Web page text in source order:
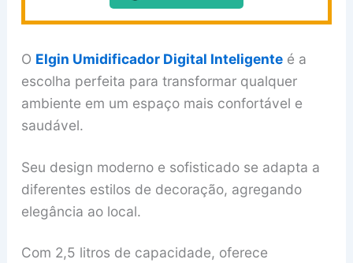
O Elgin Umidificador Digital Inteligenteé a
escolha perfeita para transformar qualquer
ambiente em um espaço mais confortável e
saudável.
Seu design moderno e sofisticado se adapta a
diferentes estilos de decoração, agregando
elegância ao local.
Com 2,5 litros de capacidade, oferece